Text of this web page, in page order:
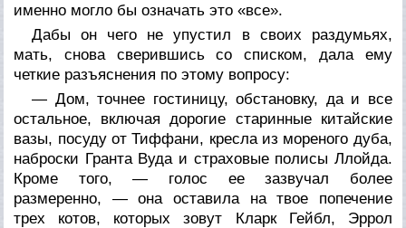
именно могло бы означать это «все».
Дабы он чего не упустил в своих раздумьях,
мать, снова сверившись со списком, дала ему
четкие разъяснения по этому вопросу:
— Дом, точнее гостиницу, обстановку, да и все
остальное, включая дорогие старинные китайские
вазы, посуду от Тиффани, кресла из мореного дуба,
наброски Гранта Вуда и страховые полисы Ллойда.
Кроме того, — голос ее зазвучал более
размеренно, — она оставила на твое попечение
трех котов, которых зовут Кларк Гейбл, Эррол